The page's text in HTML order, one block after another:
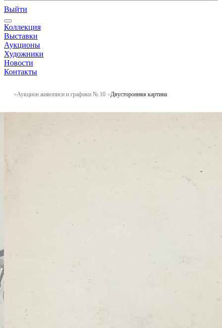
Выйти
Коллекция
Выставки
Аукционы
Художники
Новости
Контакты
Аукцион живописи и графики № 10 Двусторонняя картина